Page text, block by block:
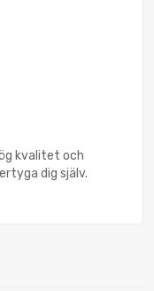
kvalitet och
dig själv.